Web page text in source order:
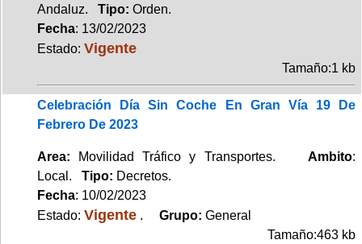
Andaluz. Tipo: Orden.
Fecha: 13/02/2023
Estado: Vigente
Tamaño:1 kb
Celebración Día Sin Coche En Gran Vía 19 De
Febrero De 2023
Area: Movilidad Tráfico y Transportes. Ambito:
Local. Tipo: Decretos.
Fecha: 10/02/2023
Estado: Vigente . Grupo: General
Tamaño:463 kb